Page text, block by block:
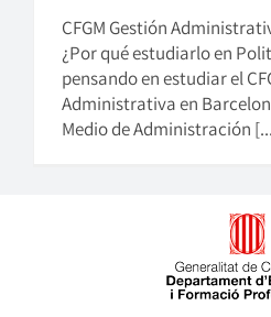
CFGM Gestión
¿Por qué estudiarlo en
pensando en estudiar el
Administrativa en
Medio de Administración